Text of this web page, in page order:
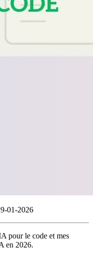
01-2026
pour le code et mes
en 2026.